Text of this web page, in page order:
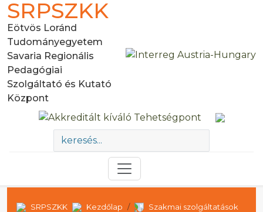
SRPSZKK
Eötvös Loránd
Tudományegyetem
Savaria Regionális
Pedagógiai
Szolgáltató és Kutató
Központ
SRPSZKK Kezdőlap
Szakmai szolgáltatások